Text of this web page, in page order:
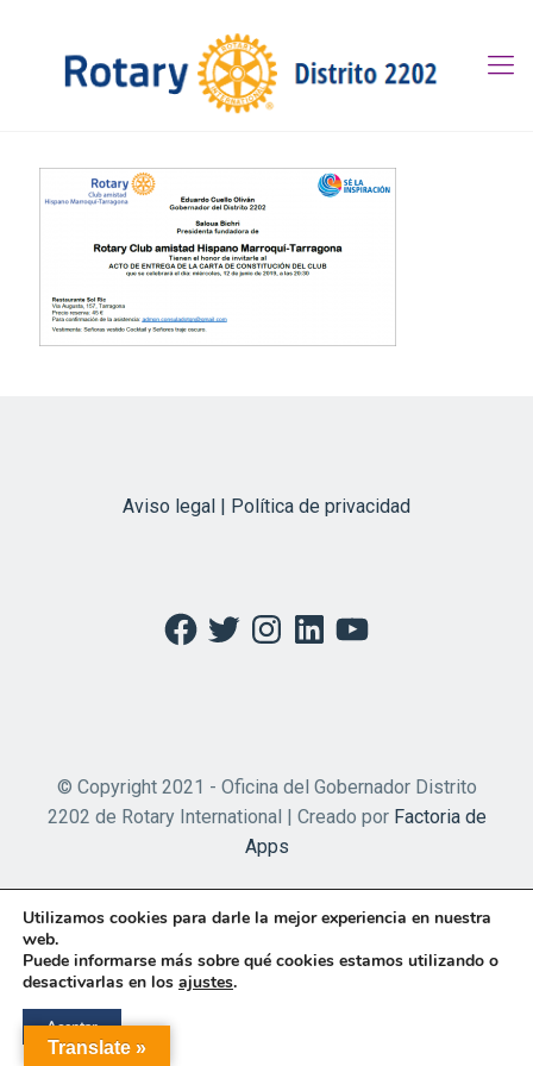
Aviso legal | Política de privacidad
Facebook
TwitterInstagramLinkedInYouTube
© Copyright 2021 - Oficina del Gobernador Distrito
2202 de Rotary International | Creado por Factoria de
Apps
Translate »
Utilizamos cookies para darle la mejor experiencia en nuestra
web.
Puede informarse más sobre qué cookies estamos utilizando o
desactivarlas en los ajustes.
Aceptar